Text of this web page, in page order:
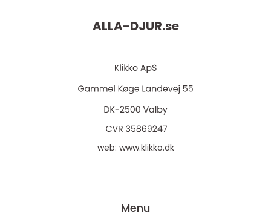
ALLA-DJUR.se
web: www.klikko.dk
Menu